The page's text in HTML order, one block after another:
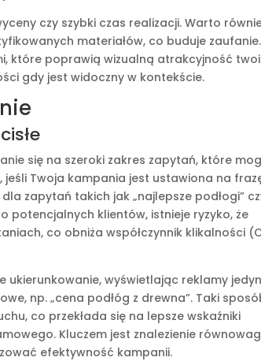
czy szybki czas realizacji. Warto
materiałów, co buduje zaufanie.
które poprawią wizualną atrakcyjność
gdy jest widoczny w kontekście.
się na szeroki zakres zapytań, które
jeśli Twoja kampania jest ustawiona na
zapytań takich jak „najlepsze podłogi”
potencjalnych klientów, istnieje ryzyko, że
co obniża współczynnik klikalności
ukierunkowanie, wyświetlając reklamy
np. „cena podłóg z drewna”. Taki
co przekłada się na lepsze wskaźniki
Kluczem jest znalezienie
efektywność kampanii.